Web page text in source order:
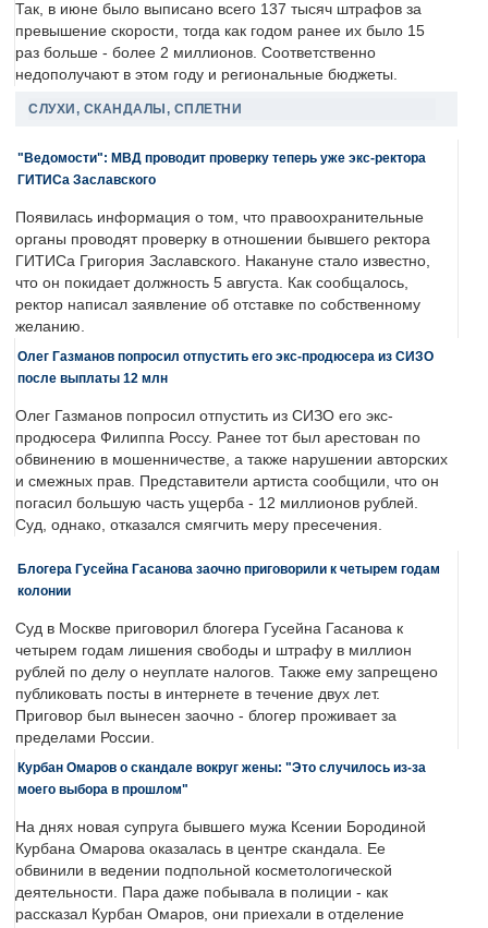
Так, в июне было выписано всего 137 тысяч штрафов за
превышение скорости, тогда как годом ранее их было 15
раз больше - более 2 миллионов. Соответственно
недополучают в этом году и региональные бюджеты.
СЛУХИ, СКАНДАЛЫ, СПЛЕТНИ
"Ведомости": МВД проводит проверку теперь уже экс-ректора
ГИТИСа Заславского
Появилась информация о том, что правоохранительные
органы проводят проверку в отношении бывшего ректора
ГИТИСа Григория Заславского. Накануне стало известно,
что он покидает должность 5 августа. Как сообщалось,
ректор написал заявление об отставке по собственному
желанию.
Олег Газманов попросил отпустить его экс-продюсера из СИЗО
после выплаты 12 млн
Олег Газманов попросил отпустить из СИЗО его экс-
продюсера Филиппа Россу. Ранее тот был арестован по
обвинению в мошенничестве, а также нарушении авторских
и смежных прав. Представители артиста сообщили, что он
погасил большую часть ущерба - 12 миллионов рублей.
Суд, однако, отказался смягчить меру пресечения.
Блогера Гусейна Гасанова заочно приговорили к четырем годам
колонии
Суд в Москве приговорил блогера Гусейна Гасанова к
четырем годам лишения свободы и штрафу в миллион
рублей по делу о неуплате налогов. Также ему запрещено
публиковать посты в интернете в течение двух лет.
Приговор был вынесен заочно - блогер проживает за
пределами России.
Курбан Омаров о скандале вокруг жены: "Это случилось из-за
моего выбора в прошлом"
На днях новая супруга бывшего мужа Ксении Бородиной
Курбана Омарова оказалась в центре скандала. Ее
обвинили в ведении подпольной косметологической
деятельности. Пара даже побывала в полиции - как
рассказал Курбан Омаров, они приехали в отделение